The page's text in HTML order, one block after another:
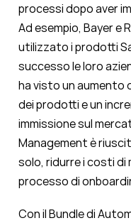
processi dopo aver
Ad esempio, Bayer e
utilizzato i prodotti
successo le loro
ha visto un aumento
dei prodotti e un
immissione sul
Management è
solo, ridurre i costi di
processo di
Con il Bundle di